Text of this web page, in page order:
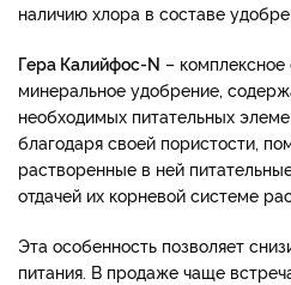
наличию хлора в составе
Гера Калийфос-N –
минеральное удобрение,
необходимых питательных
благодаря своей пористости,
растворенные в ней
отдачей их корневой системе
Эта особенность позволяет
питания. В продаже чаще